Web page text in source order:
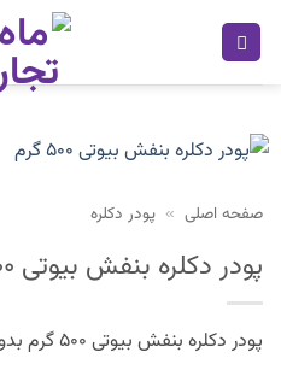
صفحه اصلی » پودر دکلره
پودر دکلره بنفش بیوتی ۵۰۰ گرمی
پودر دکلره بنفش بیوتی ۵۰۰ گرم بدون گرد و غبار